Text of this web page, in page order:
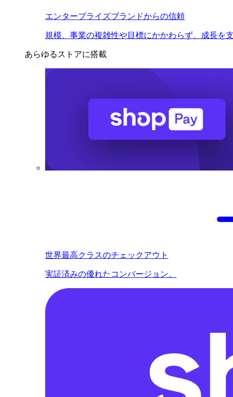
エンタープライズブランドからの信頼
規模、事業の複雑性や目標にかかわらず、成長を支
あらゆるストアに搭載
世界最高クラスのチェックアウト
実証済みの優れたコンバージョン。